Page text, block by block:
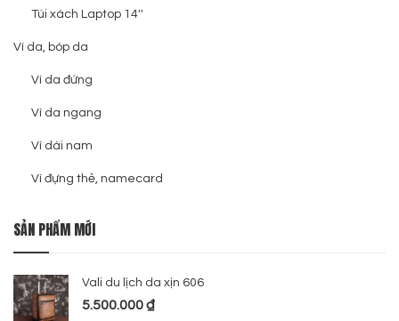
Túi xách Laptop 14''
Ví da, bóp da
Ví da đứng
Ví da ngang
Ví dài nam
Ví đựng thẻ, namecard
SẢN PHẨM MỚI
Vali du lịch da xịn 606
5.500.000₫